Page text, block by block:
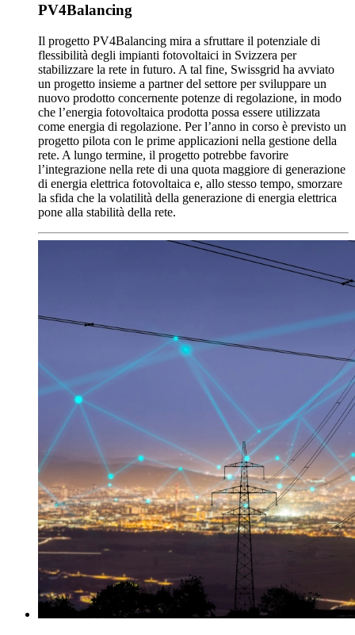
PV4Balancing
Il progetto PV4Balancing mira a sfruttare il potenziale di
flessibilità degli impianti fotovoltaici in Svizzera per
stabilizzare la rete in futuro. A tal fine, Swissgrid ha avviato
un progetto insieme a partner del settore per sviluppare un
nuovo prodotto concernente potenze di regolazione, in modo
che l’energia fotovoltaica prodotta possa essere utilizzata
come energia di regolazione. Per l’anno in corso è previsto un
progetto pilota con le prime applicazioni nella gestione della
rete. A lungo termine, il progetto potrebbe favorire
l’integrazione nella rete di una quota maggiore di generazione
di energia elettrica fotovoltaica e, allo stesso tempo, smorzare
la sfida che la volatilità della generazione di energia elettrica
pone alla stabilità della rete.